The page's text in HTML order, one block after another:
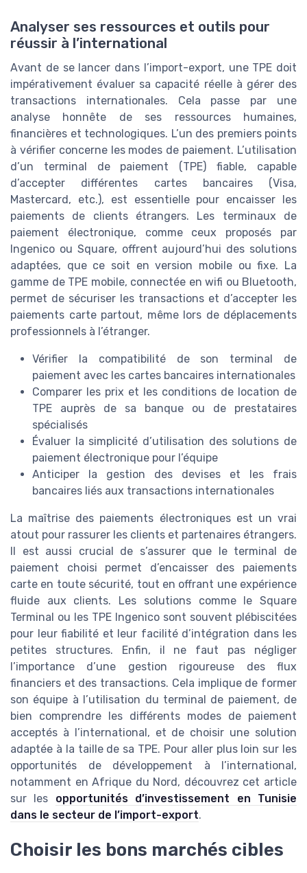
Analyser ses ressources et outils pour
réussir à l’international
Avant de se lancer dans l’import-export, une TPE doit
impérativement évaluer sa capacité réelle à gérer des
transactions internationales. Cela passe par une
analyse honnête de ses ressources humaines,
financières et technologiques. L’un des premiers points
à vérifier concerne les modes de paiement. L’utilisation
d’un terminal de paiement (TPE) fiable, capable
d’accepter différentes cartes bancaires (Visa,
Mastercard, etc.), est essentielle pour encaisser les
paiements de clients étrangers. Les terminaux de
paiement électronique, comme ceux proposés par
Ingenico ou Square, offrent aujourd’hui des solutions
adaptées, que ce soit en version mobile ou fixe. La
gamme de TPE mobile, connectée en wifi ou Bluetooth,
permet de sécuriser les transactions et d’accepter les
paiements carte partout, même lors de déplacements
professionnels à l’étranger.
Vérifier la compatibilité de son terminal de
paiement avec les cartes bancaires internationales
Comparer les prix et les conditions de location de
TPE auprès de sa banque ou de prestataires
spécialisés
Évaluer la simplicité d’utilisation des solutions de
paiement électronique pour l’équipe
Anticiper la gestion des devises et les frais
bancaires liés aux transactions internationales
La maîtrise des paiements électroniques est un vrai
atout pour rassurer les clients et partenaires étrangers.
Il est aussi crucial de s’assurer que le terminal de
paiement choisi permet d’encaisser des paiements
carte en toute sécurité, tout en offrant une expérience
fluide aux clients. Les solutions comme le Square
Terminal ou les TPE Ingenico sont souvent plébiscitées
pour leur fiabilité et leur facilité d’intégration dans les
petites structures. Enfin, il ne faut pas négliger
l’importance d’une gestion rigoureuse des flux
financiers et des transactions. Cela implique de former
son équipe à l’utilisation du terminal de paiement, de
bien comprendre les différents modes de paiement
acceptés à l’international, et de choisir une solution
adaptée à la taille de sa TPE. Pour aller plus loin sur les
opportunités de développement à l’international,
notamment en Afrique du Nord, découvrez cet article
sur les opportunités d’investissement en Tunisie
dans le secteur de l’import-export.
Choisir les bons marchés cibles